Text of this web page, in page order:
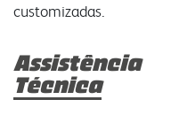
customizadas.
Assistência
Técnica